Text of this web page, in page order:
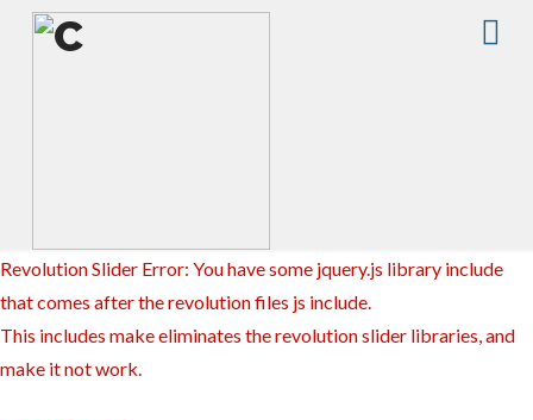
BDP
de
Portugal,
Revolution Slider Error: You have some jquery.js library include
that comes after the revolution files js include.
This includes make eliminates the revolution slider libraries, and
make it not work.